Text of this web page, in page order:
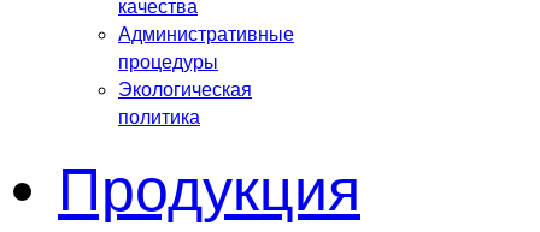
Административные
процедуры
Экологическая
политика
Продукция